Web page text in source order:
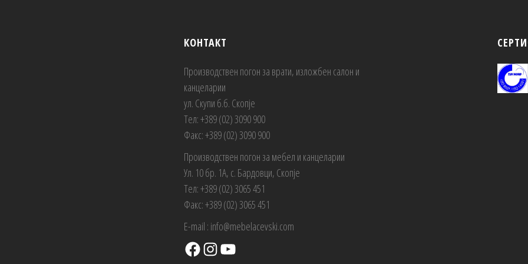
КОНТАКТ
Производствен погон за врати, изложбен салон и
канцеларии
ул. Скупи б.б. Скопје
Тел: +389 (02) 3090 900
Факс: +389 (02) 3090 900
Производствен погон за мебел и канцеларии
Ул. 10 бр. 1А, с. Бардовци, Скопје
Тел: +389 (02) 3065 451
Факс: +389 (02) 3065 451
E-mail : info@mebelacevski.com
Facebook
Instagram
YouTube